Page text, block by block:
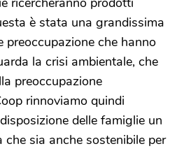
è stata una grandissima
preoccupazione che hanno
la crisi ambientale, che
preoccupazione
rinnoviamo quindi
delle famiglie un
sia anche sostenibile per